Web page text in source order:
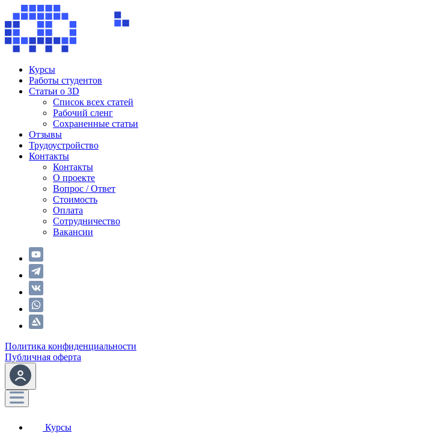
Курсы
Работы студентов
Статьи о 3D
Список всех статей
Рабочий сленг
Сохраненные статьи
Отзывы
Трудоустройство
Контакты
Контакты
О проекте
Вопрос / Ответ
Стоимость
Оплата
Сотрудничество
Вакансии
Политика конфиденциальности
Публичная оферта
Курсы